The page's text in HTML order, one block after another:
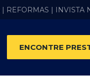
| REFORMAS | INVISTA
ENCONTRE